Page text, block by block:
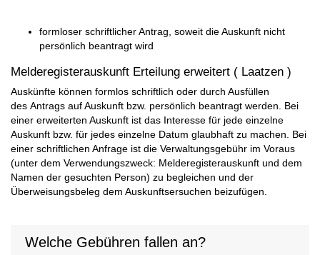
formloser schriftlicher Antrag, soweit die Auskunft nicht
persönlich beantragt wird
Melderegisterauskunft Erteilung erweitert ( Laatzen )
Auskünfte können formlos schriftlich oder durch Ausfüllen
des Antrags auf Auskunft bzw. persönlich beantragt werden. Bei
einer erweiterten Auskunft ist das Interesse für jede einzelne
Auskunft bzw. für jedes einzelne Datum glaubhaft zu machen. Bei
einer schriftlichen Anfrage ist die Verwaltungsgebühr im Voraus
(unter dem Verwendungszweck: Melderegisterauskunft und dem
Namen der gesuchten Person) zu begleichen und der
Überweisungsbeleg dem Auskunftsersuchen beizufügen.
Welche Gebühren fallen an?